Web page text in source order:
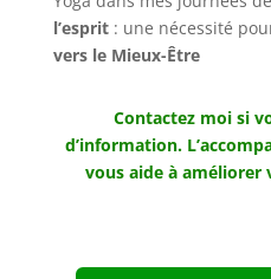
l’esprit: une nécessité
vers le Mieux-Être
Contactez moi si
d’information.
vous aide à